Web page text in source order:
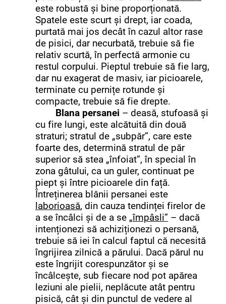
este robustă și bine proporționată.
Spatele este scurt și drept, iar coada,
purtată mai jos decât în cazul altor rase
de pisici, dar necurbată, trebuie să fie
relativ scurtă, în perfectă armonie cu
restul corpului. Pieptul trebuie să fie larg,
dar nu exagerat de masiv, iar picioarele,
terminate cu pernițe rotunde și
compacte, trebuie să fie drepte.
Blana persanei – deasă, stufoasă și
cu fire lungi, este alcătuită din două
straturi; stratul de „subpăr”, care este
foarte des, determină stratul de păr
superior să stea „înfoiat”, în special în
zona gâtului, ca un guler, continuat pe
piept și între picioarele din față.
Întreținerea blănii persanei este
laborioasă, din cauza tendinței firelor de
a se încâlci și de a se „împâsli” – dacă
intenționezi să achiziționezi o persană,
trebuie să iei în calcul faptul că necesită
îngrijirea zilnică a părului. Dacă părul nu
este îngrijit corespunzător și se
încâlcește, sub fiecare nod pot apărea
leziuni ale pielii, neplăcute atât pentru
pisică, cât și din punctul de vedere al